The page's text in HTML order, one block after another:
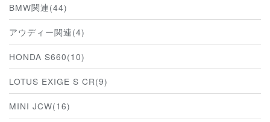
BMW関連(44)
アウディー関連(4)
HONDA S660(10)
LOTUS EXIGE S CR(9)
MINI JCW(16)